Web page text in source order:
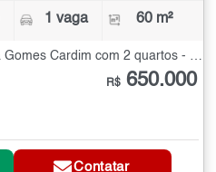
1 vaga 60 m²
R$ 650.000
Contatar